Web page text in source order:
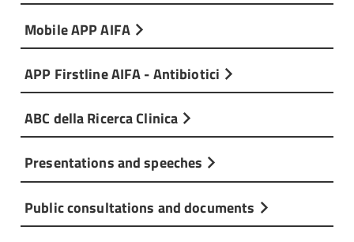
Mobile APP AIFA
APP Firstline AIFA - Antibiotici
ABC della Ricerca Clinica
Presentations and speeches
Public consultations and documents